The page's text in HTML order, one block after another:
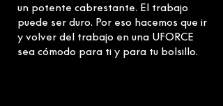
un potente cabrestante. El trabajo
puede ser duro. Por eso hacemos que ir
y volver del trabajo en una UFORCE
sea cómodo para ti y para tu bolsillo.